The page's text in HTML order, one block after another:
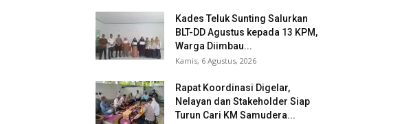
Kades Teluk Sunting Salurkan
BLT-DD Agustus kepada 13 KPM,
Warga Diimbau...
Kamis, 6 Agustus, 2026
Rapat Koordinasi Digelar,
Nelayan dan Stakeholder Siap
Turun Cari KM Samudera...